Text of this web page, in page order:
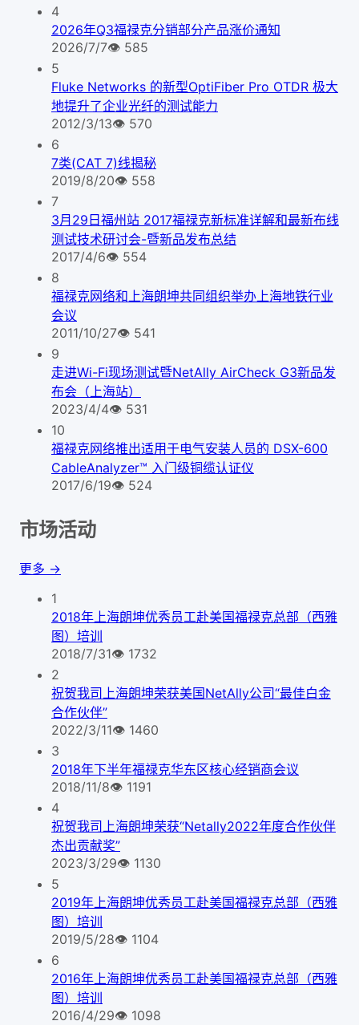
4
2026年Q3福禄克分销部分产品涨价通知
2026/7/7👁 585
5
Fluke Networks 的新型OptiFiber Pro OTDR 极大
地提升了企业光纤的测试能力
2012/3/13👁 570
6
7类(CAT 7)线揭秘
2019/8/20👁 558
7
3月29日福州站 2017福禄克新标准详解和最新布线
测试技术研讨会-暨新品发布总结
2017/4/6👁 554
8
福禄克网络和上海朗坤共同组织举办上海地铁行业
会议
2011/10/27👁 541
9
走进Wi-Fi现场测试暨NetAlly AirCheck G3新品发
布会（上海站）
2023/4/4👁 531
10
福禄克网络推出适用于电气安装人员的 DSX-600
CableAnalyzer™ 入门级铜缆认证仪
2017/6/19👁 524
市场活动
更多 →
1
2018年上海朗坤优秀员工赴美国福禄克总部（西雅
图）培训
2018/7/31👁 1732
2
祝贺我司上海朗坤荣获美国NetAlly公司“最佳白金
合作伙伴”
2022/3/11👁 1460
3
2018年下半年福禄克华东区核心经销商会议
2018/11/8👁 1191
4
祝贺我司上海朗坤荣获“Netally2022年度合作伙伴
杰出贡献奖”
2023/3/29👁 1130
5
2019年上海朗坤优秀员工赴美国福禄克总部（西雅
图）培训
2019/5/28👁 1104
6
2016年上海朗坤优秀员工赴美国福禄克总部（西雅
图）培训
2016/4/29👁 1098